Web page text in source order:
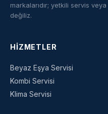
markalarıdır; yetkili servis
değiliz.
HIZMETLER
Beyaz Eşya Servisi
Kombi Servisi
Klima Servisi